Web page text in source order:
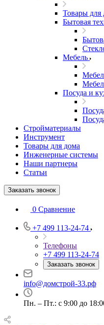
Товары для
Бытовая
Мебель
Посуда и
Стройматериалы
Инструмент
Товары для дома
Инженерные системы
Наши партнеры
Статьи
Заказать звонок
0 Сравнение
+7 499 113-24-74
Телефоны
+7 499 113-24-74
Заказать звонок
info@домстрой-33.рф
Пн. – Пт.: с 9:00 до